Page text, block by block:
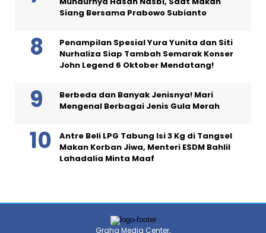
Siang Bersama Prabowo Subianto
Penampilan Spesial Yura Yunita dan Siti
Nurhaliza Siap Tambah Semarak Konser
John Legend 6 Oktober Mendatang!
Berbeda dan Banyak Jenisnya! Mari
Mengenal Berbagai Jenis Gula Merah
Antre Beli LPG Tabung Isi 3 Kg di Tangsel
Makan Korban Jiwa, Menteri ESDM Bahlil
Lahadalia Minta Maaf
Graha Media Center,